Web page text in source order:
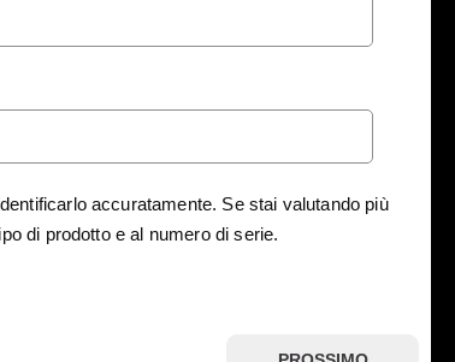
accuratamente. Se stai valutando più
di prodotto e al numero di serie.